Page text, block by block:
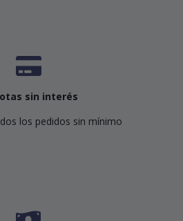
sin interés
los pedidos sin mínimo